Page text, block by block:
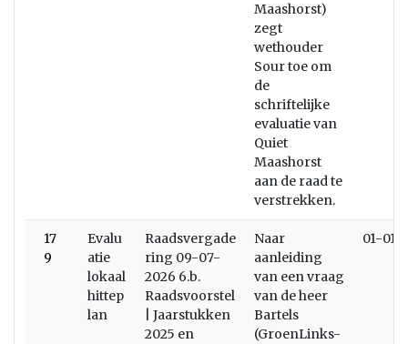
Maashorst)
zegt
wethouder
Sour toe om
de
schriftelijke
evaluatie van
Quiet
Maashorst
aan de raad te
verstrekken.
17
9
Evalu
atie
lokaal
hittep
lan
Raadsvergade
ring 09-07-
2026 6.b.
Raadsvoorstel
| Jaarstukken
2025 en
Naar
aanleiding
van een vraag
van de heer
Bartels
(GroenLinks-
01-01-